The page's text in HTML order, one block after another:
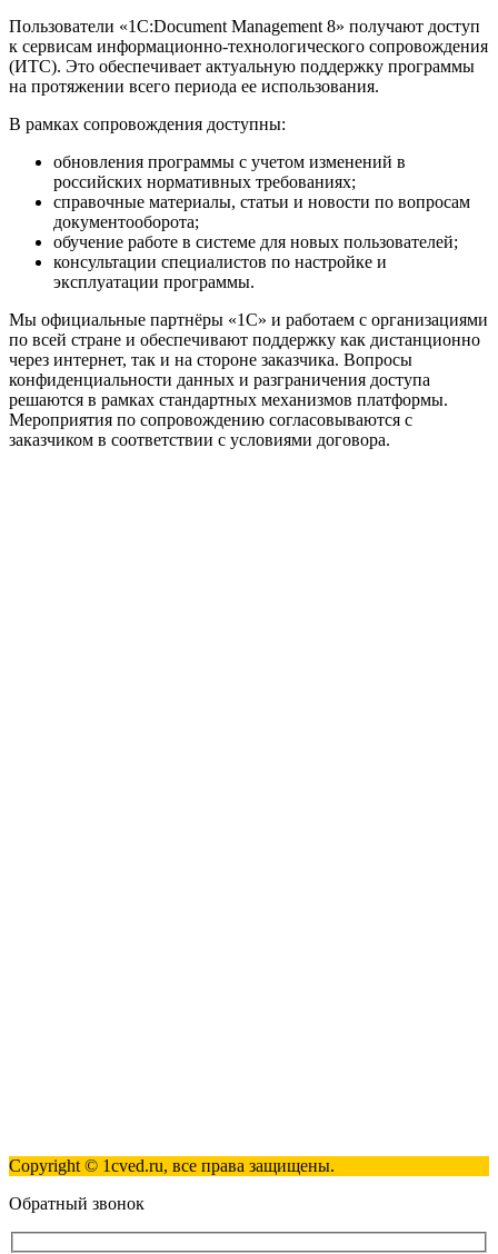
Пользователи «1С:Document Management 8» получают доступ
к сервисам информационно-технологического сопровождения
(ИТС). Это обеспечивает актуальную поддержку программы
на протяжении всего периода ее использования.
В рамках сопровождения доступны:
обновления программы с учетом изменений в
российских нормативных требованиях;
справочные материалы, статьи и новости по вопросам
документооборота;
обучение работе в системе для новых пользователей;
консультации специалистов по настройке и
эксплуатации программы.
Мы официальные партнёры «1С» и работаем с организациями
по всей стране и обеспечивают поддержку как дистанционно
через интернет, так и на стороне заказчика. Вопросы
конфиденциальности данных и разграничения доступа
решаются в рамках стандартных механизмов платформы.
Мероприятия по сопровождению согласовываются с
заказчиком в соответствии с условиями договора.
Copyright © 1cved.ru, все права защищены.
Обратный звонок